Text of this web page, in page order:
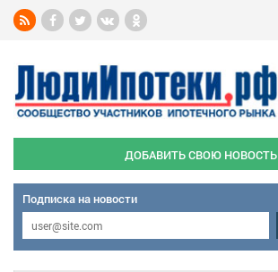
ДОБАВИТЬ СВОЮ НОВОСТЬ
Подписка на новости